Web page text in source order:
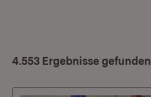
4.553 Ergebnisse gefunden